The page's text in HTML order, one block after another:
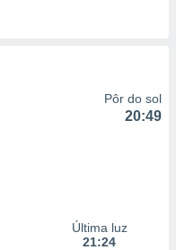
Pôr do sol
20:49
Última luz
21:24